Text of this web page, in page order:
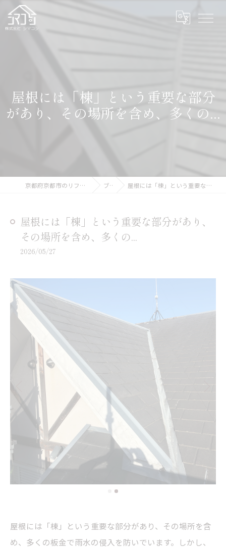
屋根には「棟」という重要な部分
があり、その場所を含め、多くの...
京都府京都市のリフォームなら株式会社シマコシ ブログ 屋根には「棟」という重要な部分があり、その場所を含め、多くの...
屋根には「棟」という重要な部分があり、
その場所を含め、多くの...
2026/05/27
屋根には「棟」という重要な部分があり、その場所を含
め、多くの板金で雨水の侵入を防いでいます。しかし、